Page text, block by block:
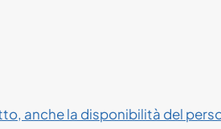
anche la disponibilità del